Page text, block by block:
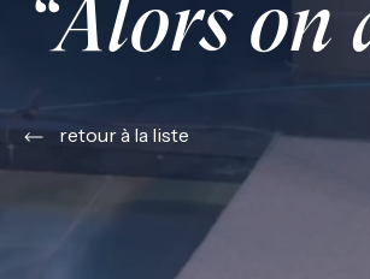
“Alors on
retour à la liste